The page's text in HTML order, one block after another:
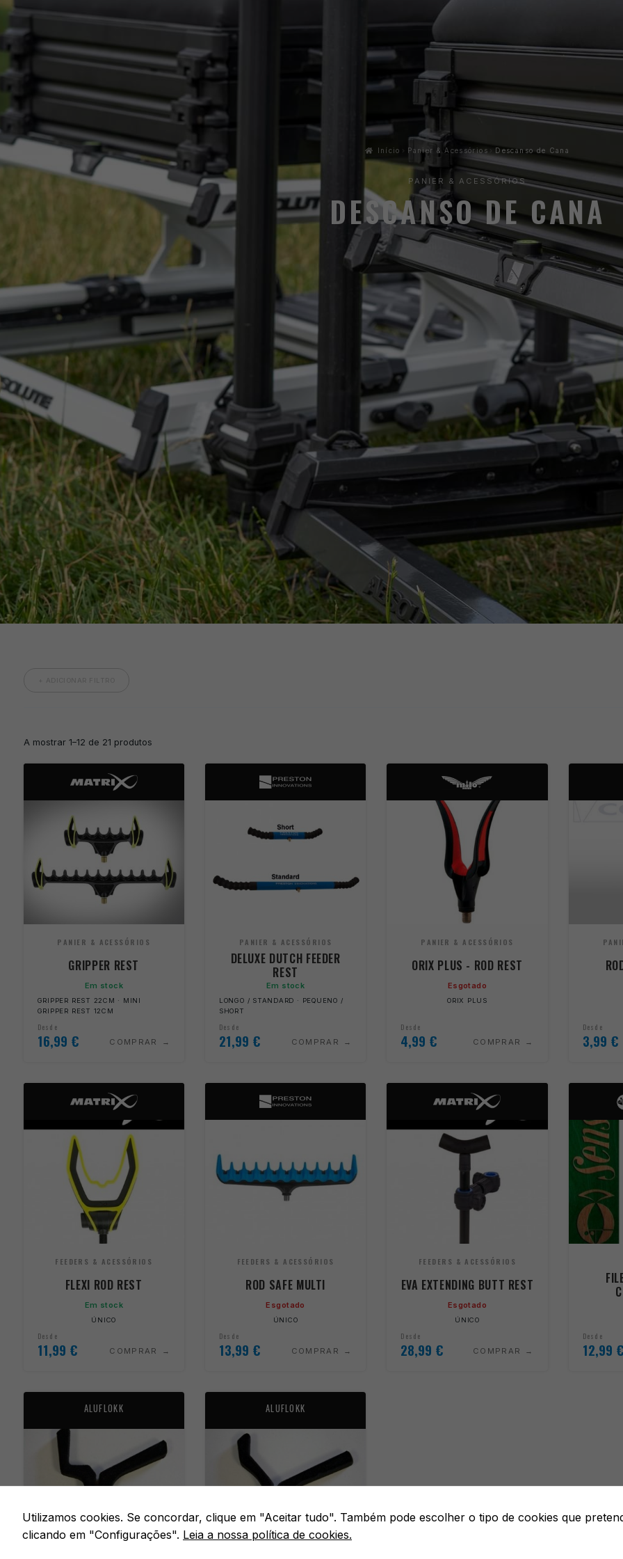
Início Panier & Acessórios Descanso de Cana
PANIER & ACESSÓRIOS
DESCANSO DE CANA
A mostrar 1–12 de 21 produtos
PANIER & ACESSÓRIOS
GRIPPER REST
Em stock
GRIPPER REST 22CM · MINI
GRIPPER REST 12CM
Desde
16,99 € COMPRAR
PANIER & ACESSÓRIOS
DELUXE DUTCH FEEDER
REST
Em stock
LONGO / STANDARD · PEQUENO /
SHORT
Desde
21,99 € COMPRAR
PANIER & ACESSÓRIOS
ORIX PLUS - ROD REST
Esgotado
ORIX PLUS
Desde
4,99 € COMPRAR
Desde
3,99 €
FEEDERS & ACESSÓRIOS
FLEXI ROD REST
Em stock
ÚNICO
Desde
11,99 € COMPRAR
FEEDERS & ACESSÓRIOS
ROD SAFE MULTI
Esgotado
ÚNICO
Desde
13,99 € COMPRAR
FEEDERS & ACESSÓRIOS
EVA EXTENDING BUTT REST
Esgotado
ÚNICO
Desde
28,99 € COMPRAR
Desde
12,99 €
ALUFLOKK ALUFLOKK
Utilizamos cookies. Se concordar, clique em "Aceitar tudo". Também pode escolher o tipo de cookies que
clicando em "Configurações". Leia a nossa política de cookies.